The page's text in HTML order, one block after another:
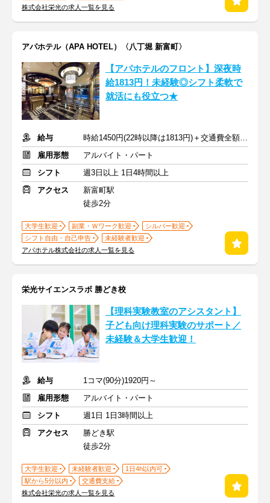
株式会社栄光の求人一覧を見る
アパホテル（APA HOTEL）〈八丁堀 新富町〉
【アパホテルのフロント】深夜時
給1813円！未経験◎シフト柔軟で
就活にも役立つ★
給与
時給1450円(22時以降は1813円)＋交通費全額支給
雇用形態
アルバイト・パート
シフト
週3日以上 1日4時間以上
アクセス
新富町駅
徒歩2分
大学生歓迎 副業・Ｗワーク歓迎
シルバー歓迎
シフト自由・自己申告
未経験者歓迎
アパホテル株式会社の求人一覧を見る
栄光サイエンスラボ 勝どき校
【理科実験教室のアシスタント】
子ども向け理科実験のサポート／
未経験＆大学生歓迎！
給与
1コマ(90分)1920円～
雇用形態
アルバイト・パート
シフト
週1日 1日3時間以上
アクセス
勝どき駅
徒歩2分
大学生歓迎 未経験者歓迎
1日4h以内可
駅から5分以内
交通費支給
株式会社栄光の求人一覧を見る